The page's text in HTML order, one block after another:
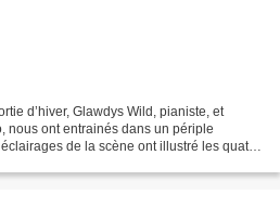
d’hiver, Glawdys Wild, pianiste, et
nous ont entrainés dans un périple
de la scène ont illustré les quatre